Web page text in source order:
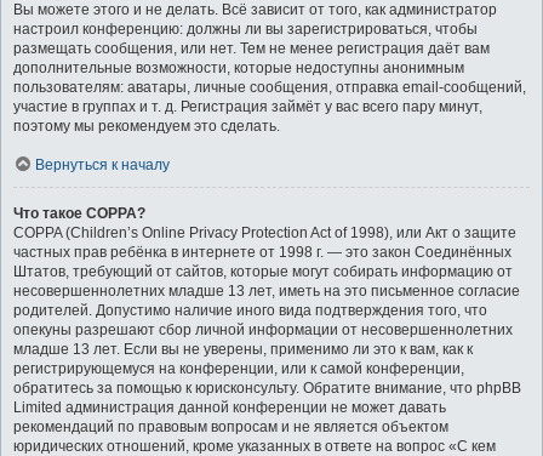
Вы можете этого и не делать. Всё зависит от того, как администратор
настроил конференцию: должны ли вы зарегистрироваться, чтобы
размещать сообщения, или нет. Тем не менее регистрация даёт вам
дополнительные возможности, которые недоступны анонимным
пользователям: аватары, личные сообщения, отправка email-сообщений,
участие в группах и т. д. Регистрация займёт у вас всего пару минут,
поэтому мы рекомендуем это сделать.
Вернуться к началу
Что такое COPPA?
COPPA (Children’s Online Privacy Protection Act of 1998), или Акт о защите
частных прав ребёнка в интернете от 1998 г. — это закон Соединённых
Штатов, требующий от сайтов, которые могут собирать информацию от
несовершеннолетних младше 13 лет, иметь на это письменное согласие
родителей. Допустимо наличие иного вида подтверждения того, что
опекуны разрешают сбор личной информации от несовершеннолетних
младше 13 лет. Если вы не уверены, применимо ли это к вам, как к
регистрирующемуся на конференции, или к самой конференции,
обратитесь за помощью к юрисконсульту. Обратите внимание, что phpBB
Limited администрация данной конференции не может давать
рекомендаций по правовым вопросам и не является объектом
юридических отношений, кроме указанных в ответе на вопрос «С кем